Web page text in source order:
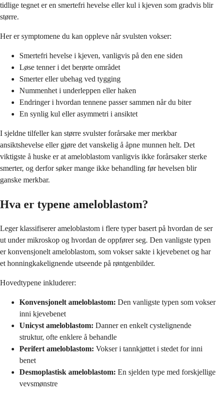
tidlige tegnet er en smertefri hevelse eller kul i kjeven som gradvis blir
større.
Her er symptomene du kan oppleve når svulsten vokser:
Smertefri hevelse i kjeven, vanligvis på den ene siden
Løse tenner i det berørte området
Smerter eller ubehag ved tygging
Nummenhet i underleppen eller haken
Endringer i hvordan tennene passer sammen når du biter
En synlig kul eller asymmetri i ansiktet
I sjeldne tilfeller kan større svulster forårsake mer merkbar
ansiktshevelse eller gjøre det vanskelig å åpne munnen helt. Det
viktigste å huske er at ameloblastom vanligvis ikke forårsaker sterke
smerter, og derfor søker mange ikke behandling før hevelsen blir
ganske merkbar.
Hva er typene ameloblastom?
Leger klassifiserer ameloblastom i flere typer basert på hvordan de ser
ut under mikroskop og hvordan de oppfører seg. Den vanligste typen
er konvensjonelt ameloblastom, som vokser sakte i kjevebenet og har
et honningkakelignende utseende på røntgenbilder.
Hovedtypene inkluderer:
Konvensjonelt ameloblastom: Den vanligste typen som vokser
inni kjevebenet
Unicyst ameloblastom: Danner en enkelt cystelignende
struktur, ofte enklere å behandle
Perifert ameloblastom: Vokser i tannkjøttet i stedet for inni
benet
Desmoplastisk ameloblastom: En sjelden type med forskjellige
vevsmønstre